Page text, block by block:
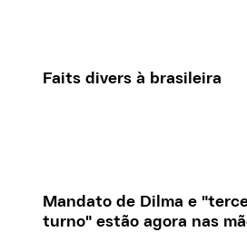
Faits divers à brasileira
Mandato de Dilma e
turno" estão agora nas